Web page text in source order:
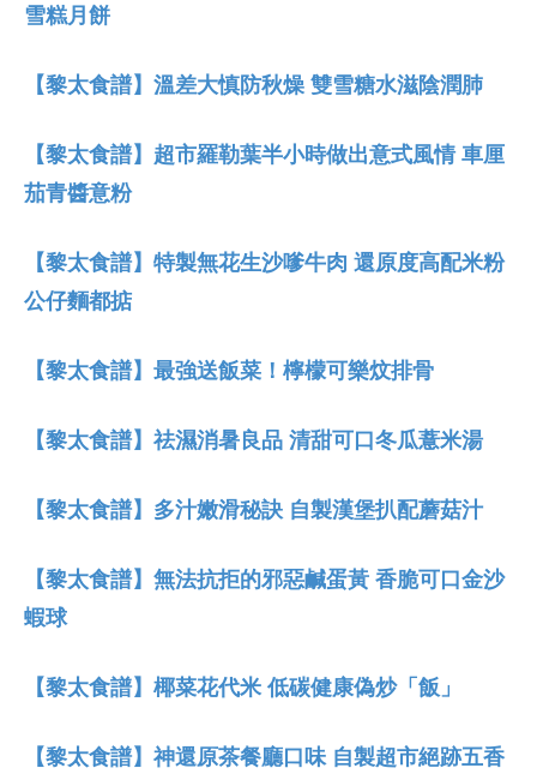
雪糕月餅
【黎太食譜】溫差大慎防秋燥 雙雪糖水滋陰潤肺
【黎太食譜】超市羅勒葉半小時做出意式風情 車厘
茄青醬意粉
【黎太食譜】特製無花生沙嗲牛肉 還原度高配米粉
公仔麵都掂
【黎太食譜】最強送飯菜！檸檬可樂炆排骨
【黎太食譜】祛濕消暑良品 清甜可口冬瓜薏米湯
【黎太食譜】多汁嫩滑秘訣 自製漢堡扒配蘑菇汁
【黎太食譜】無法抗拒的邪惡鹹蛋黃 香脆可口金沙
蝦球
【黎太食譜】椰菜花代米 低碳健康偽炒「飯」
【黎太食譜】神還原茶餐廳口味 自製超市絕跡五香